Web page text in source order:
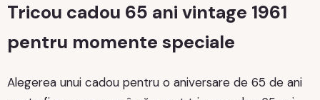
Tricou cadou 65 ani vintage 1961
pentru momente speciale
Alegerea unui cadou pentru o aniversare de 65 de ani